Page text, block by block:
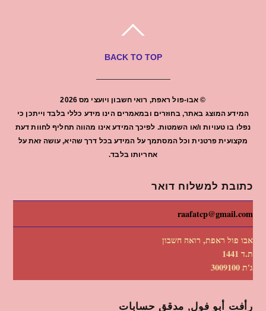
BACK TO TOP
© אבו-פול ראפת, רואי חשבון ויועצי מס2026
המידע המוצג באתר, בחוזרים ובמאמרים הינו מידע כללי בלבד וייתכן כי
נפלו בו טעויות ו/או השמטות. לפיכך המידע אינו מהווה תחליף לחוות דעת
מקצועית פרטנית וכל המסתמך על המידע בכל דרך שהיא, עושה זאת על
אחריותו בלבד.
כתובת למשלוח דואר
raafatcp@gmail.com
אבו פול ראפת, רואה חשבון
ת.ד 1441
ג'ת 3009100
رأفت أبو فول, مدقق حسابات